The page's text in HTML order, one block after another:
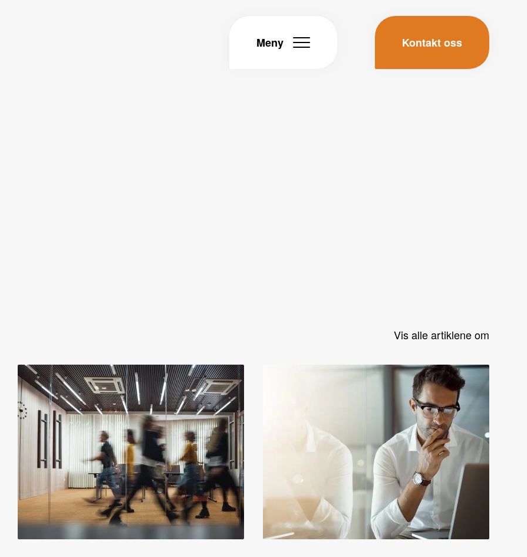
Meny Kontakt oss
Vis alle artiklene om